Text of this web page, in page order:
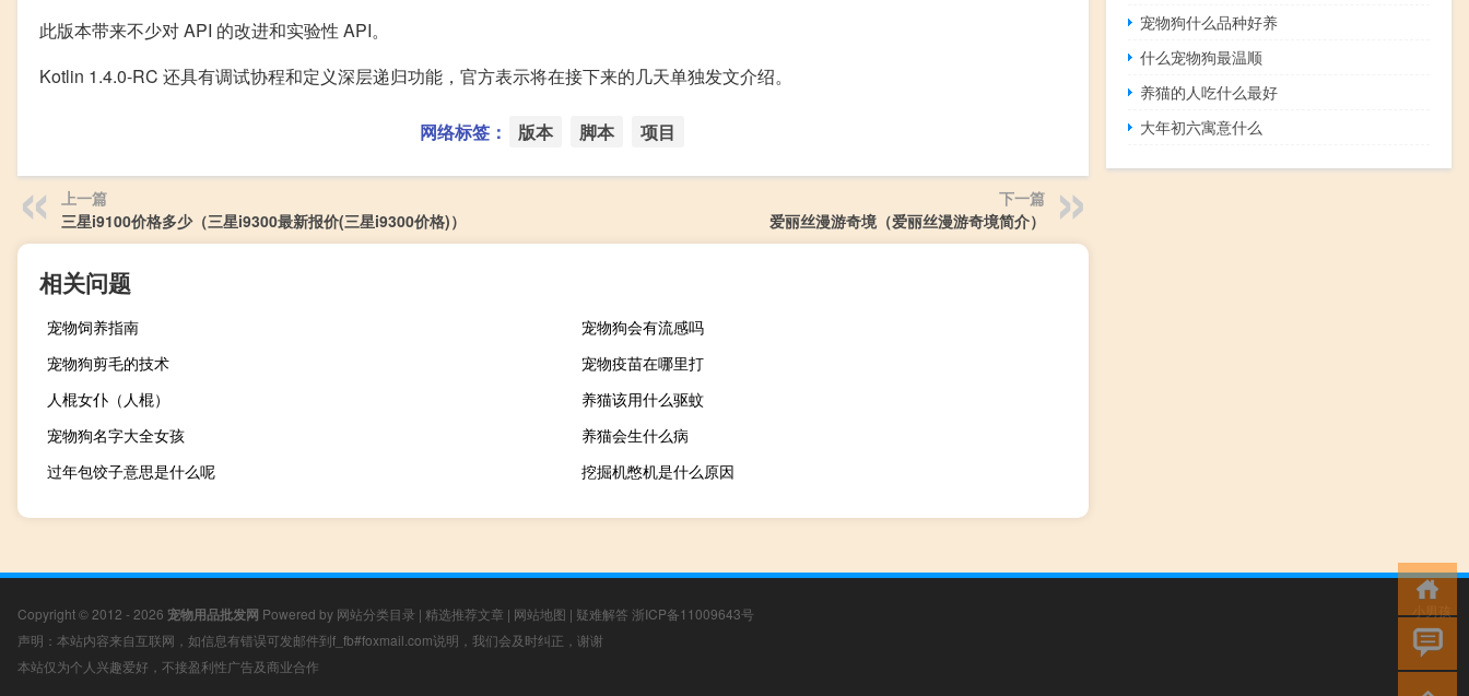
此版本带来不少对 API 的改进和实验性 API。
Kotlin 1.4.0-RC 还具有调试协程和定义深层递归功能，官方表示将在接下来的几天单独发文介绍。
网络标签： 版本 脚本 项目
上一篇
三星i9100价格多少（三星i9300最新报价(三星i9300价格)）
下一篇
爱丽丝漫游奇境（爱丽丝漫游奇境简介）
相关问题
宠物饲养指南
宠物狗会有流感吗
宠物狗剪毛的技术
宠物疫苗在哪里打
人棍女仆（人棍）
养猫该用什么驱蚊
宠物狗名字大全女孩
养猫会生什么病
过年包饺子意思是什么呢
挖掘机憋机是什么原因
宠物狗什么品种好养
什么宠物狗最温顺
养猫的人吃什么最好
大年初六寓意什么
Copyright © 2012 - 2026 宠物用品批发网 Powered by 网站分类目录 | 精选推荐文章 | 网站地图 | 疑难解答 浙ICP备11009643号
声明：本站内容来自互联网，如信息有错误可发邮件到f_fb#foxmail.com说明，我们会及时纠正，谢谢
本站仅为个人兴趣爱好，不接盈利性广告及商业合作